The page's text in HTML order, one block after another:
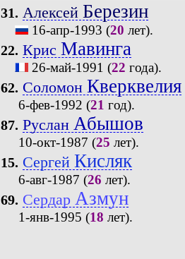
31. Алексей Березин
16-апр-1993 (20 лет).
22. Крис Мавинга
26-май-1991 (22 года).
62. Соломон Кверквелия
6-фев-1992 (21 год).
87. Руслан Абышов
10-окт-1987 (25 лет).
15. Сергей Кисляк
6-авг-1987 (26 лет).
69. Сердар Азмун
1-янв-1995 (18 лет).